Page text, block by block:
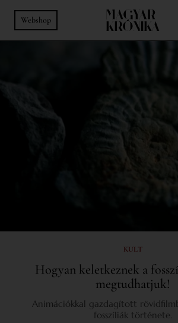
Webshop
KULT
Hogyan keletkeznek a
megtudhatjuk!
Animációkkal gazdagított
fosszíliák története.